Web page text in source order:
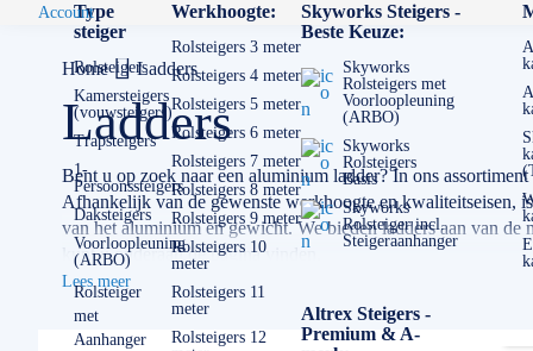
Type
steiger
Rolsteigers
Kamersteigers
(vouwsteigers)
Trapsteigers
1-
Persoonssteigers
Daksteigers
Voorloopleuning
(ARBO)
Rolsteiger
met
Aanhanger
Werkhoogte:
Rolsteigers 3 meter
Rolsteigers 4 meter
Rolsteigers 5 meter
Rolsteigers 6 meter
Rolsteigers 7 meter
Rolsteigers 8 meter
Rolsteigers 9 meter
Rolsteigers 10
meter
Rolsteigers 11
meter
Rolsteigers 12
Skyworks Steigers -
Beste Keuze:
Skyworks
Rolsteigers met
Voorloopleuning
(ARBO)
Skyworks
Rolsteigers
Basis
Skyworks
Rolsteiger incl.
Steigeraanhanger
Altrex Steigers -
Premium & A-
Account
Home Ladders
Ladders
Bent u op zoek naar een aluminium ladder? In ons
Afhankelijk van de gewenste werkhoogte en kwaliteitseisen,
van het aluminium en gewicht. We bieden ladders aan van
kunt u onderaan de pagina vinden.
Als het om ladders gaat is de keuze echt enorm. Het is erg
kleine en lichte ladder misschien het beste. Heeft u veel
Lees meer